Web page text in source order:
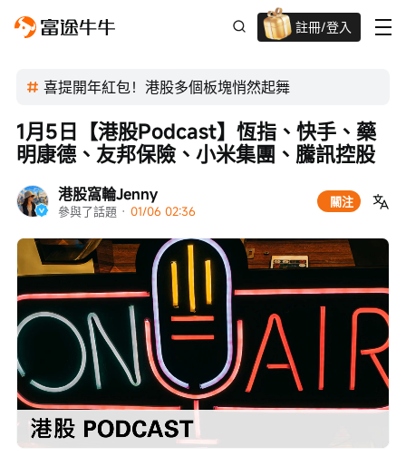
註冊/登入
迎新驚喜賞 股票/BTC等任你揀!
喜提開年紅包！港股多個板塊悄然起舞
港股窩輪Jenny
參與了話題 · 01/06 02:36
關注
1月5日【港股Podcast】恆指、快手、藥
明康德、友邦保險、小米集團、騰訊控股
取
消 /
Loaded:
0%
Progress:
0%
放